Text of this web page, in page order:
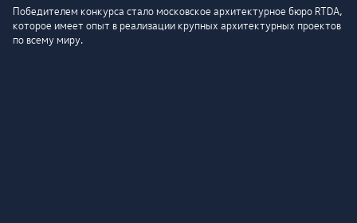
Победителем конкурса стало московское архитектурное бюро RTDA,
которое имеет опыт в реализации крупных архитектурных проектов
по всему миру.